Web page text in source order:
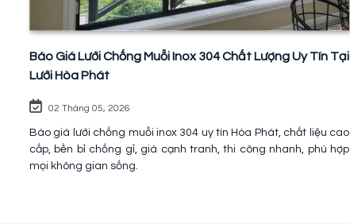
Báo Giá Lưới Chống Muỗi Inox 304 Chất Lượng Uy Tín Tại
Lưới Hòa Phát
02 Tháng 05, 2026
Báo giá lưới chống muỗi inox 304 uy tín Hòa Phát, chất liệu cao
cấp, bền bỉ chống gỉ, giá cạnh tranh, thi công nhanh, phù hợp
mọi không gian sống.